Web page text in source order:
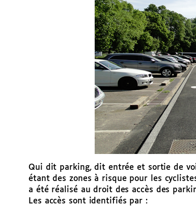
Qui dit parking, dit entrée et sortie de
étant des zones à risque pour les
a été réalisé au droit des accès des
Les accès sont identifiés par :